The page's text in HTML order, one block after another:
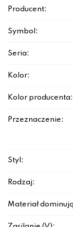
Producent:
Symbol:
Seria:
Kolor:
Kolor producenta:
Przeznaczenie:
Styl:
Rodzaj:
Materiał